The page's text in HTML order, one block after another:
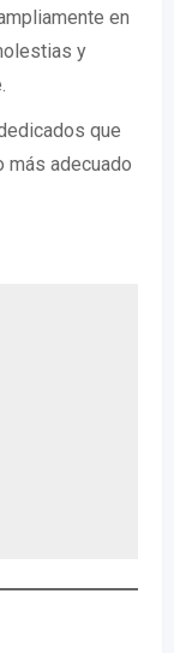
en
y
que
más adecuado